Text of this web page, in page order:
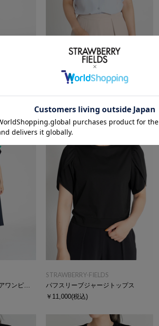
￥15,400 (税込)
Ｖネックフィット＆フレアワンピース
STRAWBERRY-FIELDS
パフスリーブジャージトップス
￥11,000(税込)